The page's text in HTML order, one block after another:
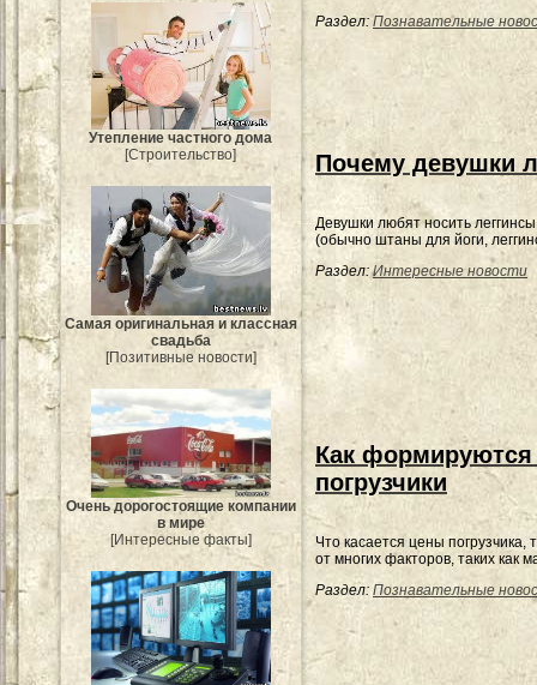
Утепление частного дома
[Строительство]
Самая оригинальная и классная
свадьба
[Позитивные новости]
Очень дорогостоящие компании
в мире
[Интересные факты]
Раздел: Познавательные
Почему девушки
Девушки любят носить
(обычно штаны для йоги,
Раздел: Интересные новости
Как
погрузчики
Что касается цены погрузчика,
от многих факторов, таких как
Раздел: Познавательные